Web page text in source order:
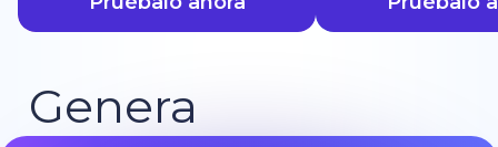
Genera